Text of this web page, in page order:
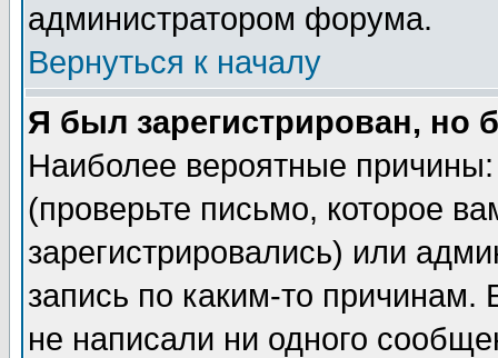
администратором форума.
Вернуться к началу
Я был зарегистрирован, но
Наиболее вероятные
(проверьте письмо, которое
зарегистрировались) или
запись по каким-то
не написали ни одного